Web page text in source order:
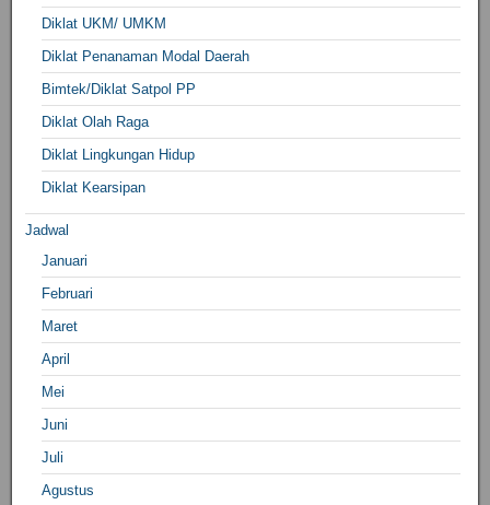
Diklat UKM/ UMKM
Diklat Penanaman Modal Daerah
Bimtek/Diklat Satpol PP
Diklat Olah Raga
Diklat Lingkungan Hidup
Diklat Kearsipan
Jadwal
Januari
Februari
Maret
April
Mei
Juni
Juli
Agustus